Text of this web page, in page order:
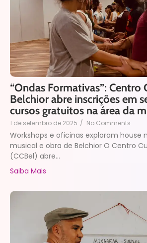
“Ondas Formativas”: Centro
Belchior abre inscrições em
cursos gratuitos na área da
1 de setembro de 2025 / No Comments
Workshops e oficinas exploram house
musical e obra de Belchior O Centro
(CCBel) abre...
Saiba Mais